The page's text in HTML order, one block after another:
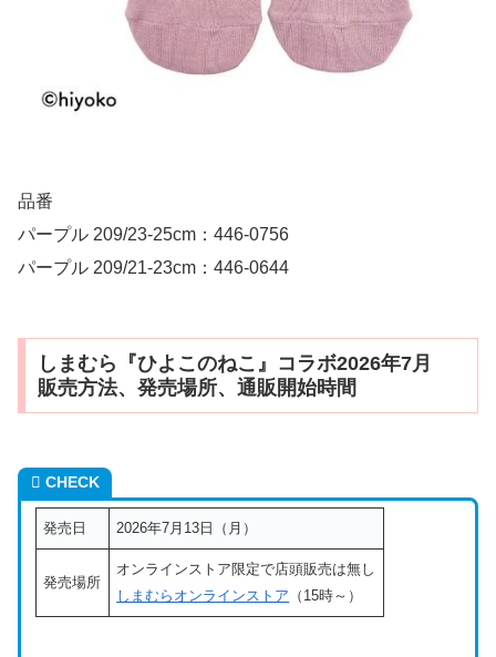
品番
パープル 209/23-25cm：446-0756
パープル 209/21-23cm：446-0644
しまむら『ひよこのねこ』コラボ2026年7月
販売方法、発売場所、通販開始時間
CHECK
発売日 2026年7月13日（月）
発売場所
オンラインストア限定で店頭販売は無し
しまむらオンラインストア （15時～）